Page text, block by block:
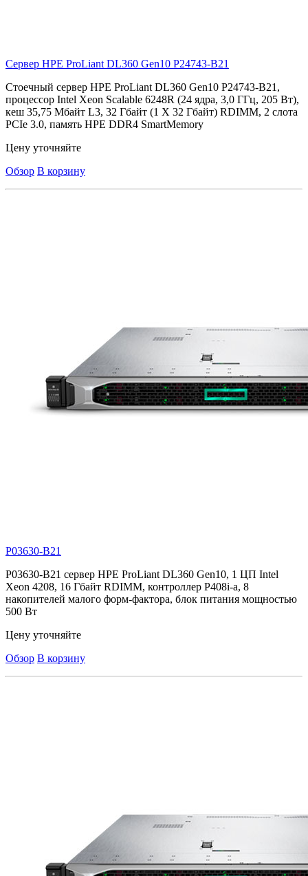
Сервер HPE ProLiant DL360 Gen10 P24743-B21
Стоечный сервер HPE ProLiant DL360 Gen10 P24743-B21,
процессор Intel Xeon Scalable 6248R (24 ядра, 3,0 ГГц, 205 Вт),
кеш 35,75 Мбайт L3, 32 Гбайт (1 X 32 Гбайт) RDIMM, 2 слота
PCIe 3.0, память HPE DDR4 SmartMemory
Цену уточняйте
Обзор В корзину
P03630-B21
P03630-B21 сервер HPE ProLiant DL360 Gen10, 1 ЦП Intel
Xeon 4208, 16 Гбайт RDIMM, контроллер P408i-a, 8
накопителей малого форм-фактора, блок питания мощностью
500 Вт
Цену уточняйте
Обзор В корзину